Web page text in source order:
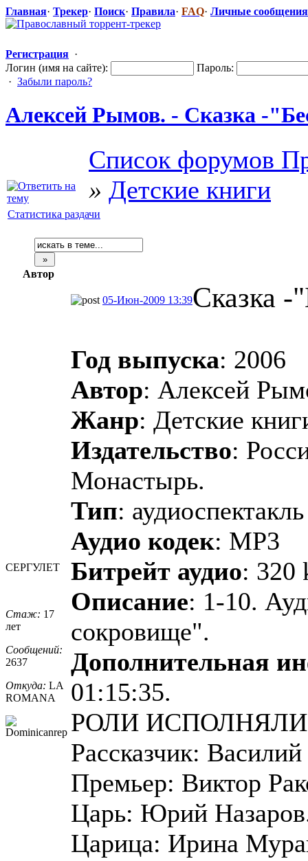
Главная· Трекер· Поиск· Правила· FAQ· Личные сообщения
Регистрация ·
Логин (имя на сайте):
Пароль:
· Забыли пароль?
Алексей Рымов. - Сказка -
Список форумов
» Детские книги
Статистика раздачи
Автор
СЕРГУЛЕТ
Стаж: 17
лет
Сообщений:
2637
Откуда: LA
ROMANA
05-Июн-2009 13:39Сказка -
Год выпуска: 2006
Автор: Алексей
Жанр: Детские
Издательство:
Монастырь.
Тип: аудиоспектакль
Аудио кодек: MP3
Битрейт аудио: 320
Описание: 1-10.
сокровище".
Дополнительная
01:15:35.
РОЛИ
Рассказчик:
Премьер: Виктор
Царь: Юрий
Царица: Ирина